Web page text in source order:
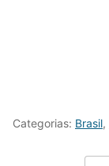
Categorias: Brasil,